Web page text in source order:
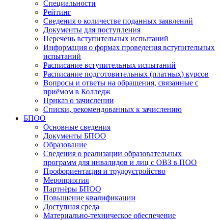
Специальности
Рейтинг
Сведения о количестве поданных заявлений
Документы для поступления
Перечень вступительных испытаний
Информация о формах проведения вступительных
испытаний
Расписание вступительных испытаний
Расписание подготовительных (платных) курсов
Вопросы и ответы на обращения, связанные с
приёмом в Колледж
Приказ о зачислении
Списки, рекомендованных к зачислению
БПОО
Основные сведения
Документы БПОО
Образование
Сведения о реализации образовательных
программ для инвалидов и лиц с ОВЗ в ПОО
Профориентация и трудоустройство
Мероприятия
Партнёры БПОО
Повышение квалификации
Доступная среда
Материально-техническое обеспечение